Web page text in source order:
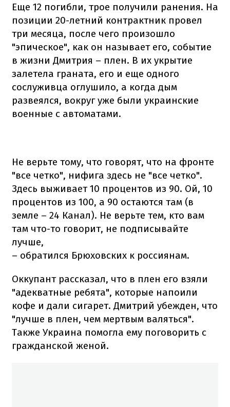
Еще 12 погибли, трое получили ранения. На
позиции 20-летний контрактник провел
три месяца, после чего произошло
"эпическое", как он называет его, событие
в жизни Дмитрия – плен. В их укрытие
залетела граната, его и еще одного
сослуживца оглушило, а когда дым
развеялся, вокруг уже были украинские
военные с автоматами.
Не верьте тому, что говорят, что на фронте
"все четко", нифига здесь не "все четко".
Здесь выживает 10 процентов из 90. Ой, 10
процентов из 100, а 90 остаются там (в
земле – 24 Канал). Не верьте тем, кто вам
там что-то говорит, не подписывайте
лучше,
– обратился Брюховских к россиянам.
Оккупант рассказал, что в плен его взяли
"адекватные ребята", которые напоили
кофе и дали сигарет. Дмитрий убежден, что
"лучше в плен, чем мертвым валяться".
Также Украина помогла ему поговорить с
гражданской женой.